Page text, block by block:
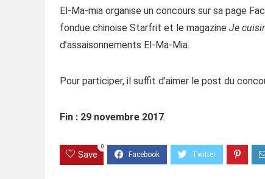
El-Ma-mia organise un concours sur sa page
fondue chinoise Starfrit et le magazine Je
d’assaisonnements El-Ma-Mia.
Pour participer, il suffit d’aimer le post du
Fin : 29 novembre 2017.
Save
0